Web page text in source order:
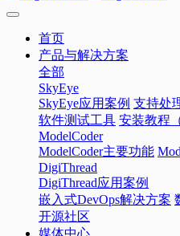
首页
产品与解决方案
全部
SkyEye
SkyEye应用案例 支持处
软件测试工具 安装教程
ModelCoder
ModelCoder主要功能
DigiThread
DigiThread应用案例
嵌入式DevOps解决方案
开源社区
媒体中心